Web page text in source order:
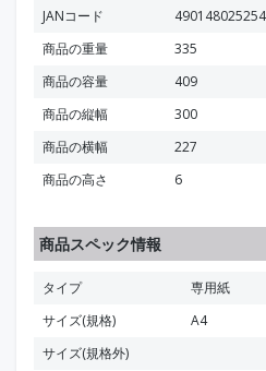
JANコード
商品の重量
335
商品の容量
409
商品の縦幅
300
商品の横幅
227
商品の高さ
6
商品スペック情報
タイプ
専用紙
サイズ(規格)
A4
サイズ(規格外)